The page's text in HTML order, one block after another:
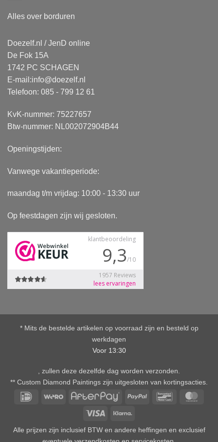
Alles over borduren
Doezelf.nl / JenD online
De Fok 15A
1742 PC SCHAGEN
E-mail:info@doezelf.nl
Telefoon: 085 - 799 12 61
KvK-nummer: 75227657
Btw-nummer: NL002072904B44
Openingstijden:
Vanwege vakantieperiode:
maandag t/m vrijdag: 10:00 - 13:30 uur
Op feestdagen zijn wij gesloten.
* Mits de bestelde artikelen op voorraad zijn en besteld op
werkdagen
Voor 13:30
, zullen deze dezelfde dag worden verzonden.
** Custom Diamond Paintings zijn uitgesloten van kortingsacties.
IDeal
Wero AfterPayPayPal Bancontact
Visa
Alle prijzen zijn inclusief BTW en andere heffingen en exclusief